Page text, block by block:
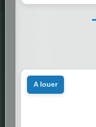
a louer